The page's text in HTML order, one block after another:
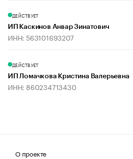
ДЕЙСТВУЕТ
ИП Каскинов Анвар Зинатович
ИНН: 563101693207
ДЕЙСТВУЕТ
ИП Ломачкова Кристина Валерьевна
ИНН: 860234713430
О проекте